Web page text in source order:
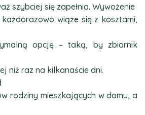
szybciej się zapełnia. Wywożenie
wiąże się z kosztami,
opcję – taką, by zbiornik
niż raz na kilkanaście dni.
rodziny mieszkających w domu, a